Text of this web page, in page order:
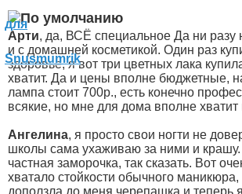
Арти, да, ВСЁ специальное Да ни разу
и с домашней косметикой. Один раз
здоровье, я вот три цветных лака
хватит. Да и цены вполне бюджетные,
лампа стоит 700р., есть конечно
всякие, но мне для дома вполне хватит
Ангелина, я просто свои ногти не
школы сама ухаживаю за ними и
частная заморочка, так сказать. Вот
хватало стойкости обычного маникюра,